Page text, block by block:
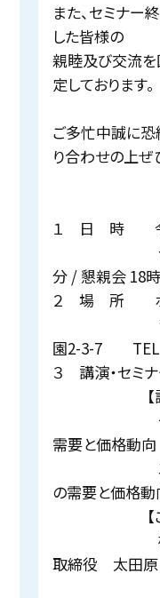
また、セミナー
した皆様の
親睦及び交流
定しております。
ご多忙中誠に恐
り合わせの上ぜ
１ 日 時 令和
セミナー
分 / 懇親会 18
２ 場 所 ホ
〒020-
園2-3-7 TEL
３ 講演・セミ
【講演
一部：ス
需要と価格動向
二部：古
の需要と価格動
【ご講
株式会
取締役 太田